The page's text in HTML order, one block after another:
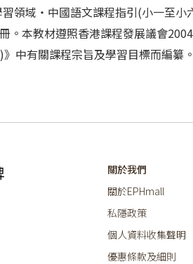
領域‧中國語文課程指引(小一至
。本教材遵照香港課程發展議會
中有關課程宗旨及學習目標而編纂
關於我們
關於EPHmall
私隱政策
個人資料收集聲明
優惠條款及細則